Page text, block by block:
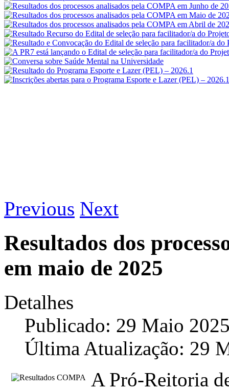
Previous Next
Resultados dos
em maio de 2025
Detalhes
Publicado: 29 Maio
Última Atualização: 29
A Pró-Reitoria